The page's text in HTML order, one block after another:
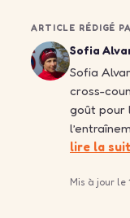
ARTICLE RÉDIGÉ
Sofia
Sofia
cross-
goût pour
lire la
Mis à jour le